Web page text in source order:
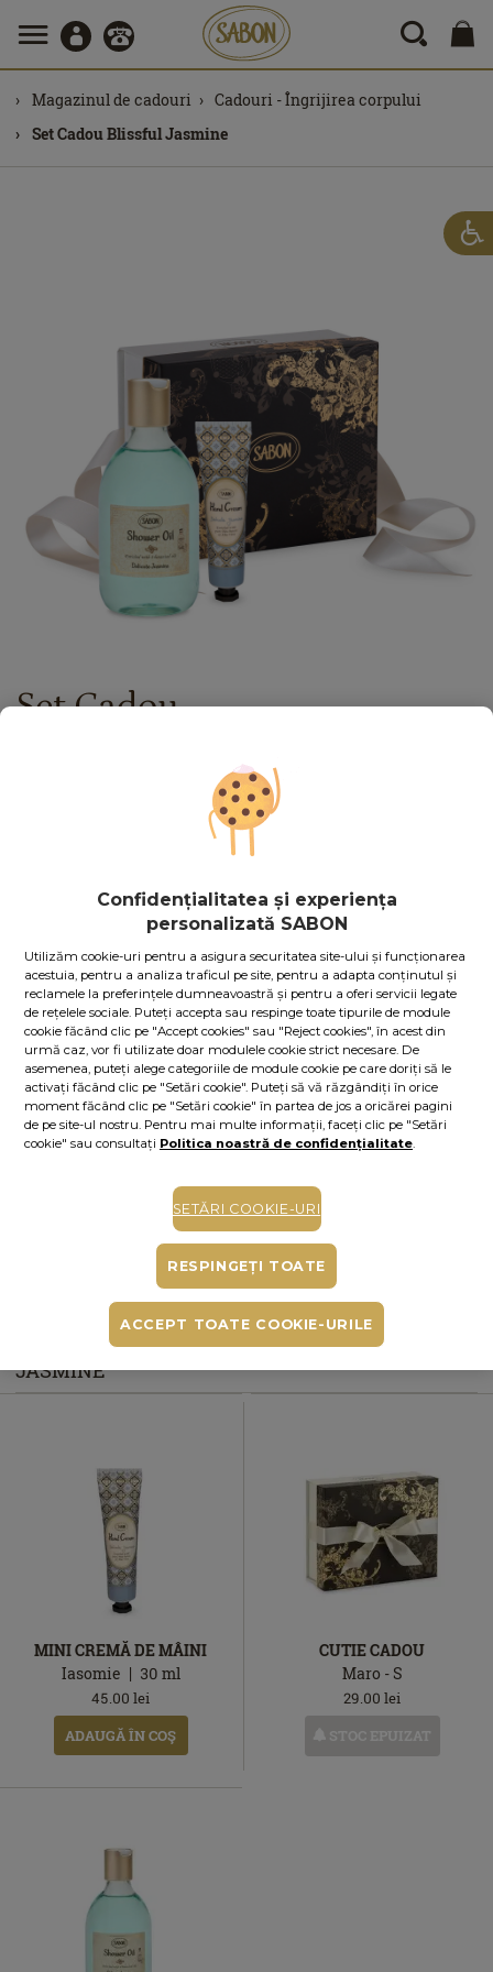
Magazinul de cadouri
Cadouri - Îngrijirea corpului
Set Cadou Blissful Jasmine
Set Cadou
131.40
lei
Dacă aveţi card Royal Passport, vă rugăm să văautentificaţi
pentru a beneficia de reducerile exclusive.
În caz contrar, puteţi obţine unul chiar acum,
Cod produs: 10926DLJStoc epuizat
ALERTĂ STOC
Alertă stoc
Adaugă produsul în lista de alerte de stoc din contul tău și îți vom trimite un
mesaj când produsul va fi disponibil.Adaugă alertă
Cumperi acum, plătești mai târziu
În funcție de cardul tău de credit, poți plăti în până la 6 rate alegând
varianta potrivită direct pe pagina procesatorului de plăți PayU.
Ridicare gratuită din magazine
PRODUSE INCLUSE ÎN „SET CADOU BLISSFUL
JASMINE“
MINI CREMĂ DE MÂINI
Iasomie
30 ml
45.00 lei
ADAUGĂ ÎN COŞ
CUTIE CADOU
Maro - S
29.00 lei
STOC EPUIZAT
Confidențialitatea și experiența
personalizată SABON
Utilizăm cookie-uri pentru a asigura securitatea site-ului și funcționarea
acestuia, pentru a analiza traficul pe site, pentru a adapta conținutul și
reclamele la preferințele dumneavoastră și pentru a oferi servicii legate
de rețelele sociale. Puteți accepta sau respinge toate tipurile de module
cookie făcând clic pe "Accept cookies" sau "Reject cookies", în acest din
urmă caz, vor fi utilizate doar modulele cookie strict necesare. De
asemenea, puteți alege categoriile de module cookie pe care doriți să le
activați făcând clic pe "Setări cookie". Puteți să vă răzgândiți în orice
moment făcând clic pe "Setări cookie" în partea de jos a oricărei pagini
de pe site-ul nostru. Pentru mai multe informații, faceți clic pe "Setări
cookie" sau consultați Politica noastră de confidențialitate
SETĂRI COOKIE-URI
RESPINGEȚI TOATE
ACCEPT TOATE COOKIE-URILE